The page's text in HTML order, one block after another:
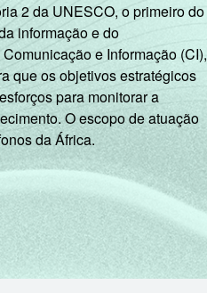
2 da UNESCO, o primeiro do
informação e do
e Informação (CI),
que os objetivos estratégicos
para monitorar a
O escopo de atuação
da África.